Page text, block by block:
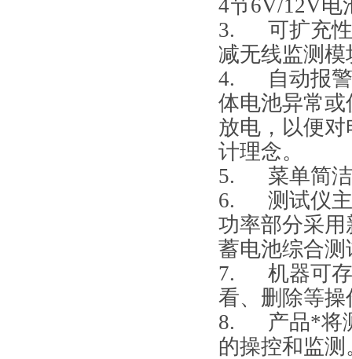
4节6V/12V电
3. 可扩充
减无线监测
4. 自动报
体电池异常
放电，以便
计理念。
5. 菜单简
6. 测试仪
功率部分采
蓄电池综合测
7. 机器可
看、删除等操
8. 产品*将
的操控和监测